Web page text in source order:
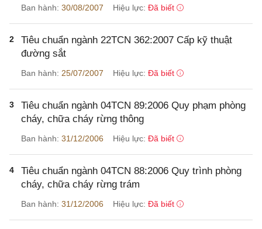
Ban hành: 30/08/2007 Hiệu lực: Đã biết
2
Tiêu chuẩn ngành 22TCN 362:2007 Cấp kỹ thuật
đường sắt
Ban hành: 25/07/2007 Hiệu lực: Đã biết
3
Tiêu chuẩn ngành 04TCN 89:2006 Quy phạm phòng
cháy, chữa cháy rừng thông
Ban hành: 31/12/2006 Hiệu lực: Đã biết
4
Tiêu chuẩn ngành 04TCN 88:2006 Quy trình phòng
cháy, chữa cháy rừng trám
Ban hành: 31/12/2006 Hiệu lực: Đã biết